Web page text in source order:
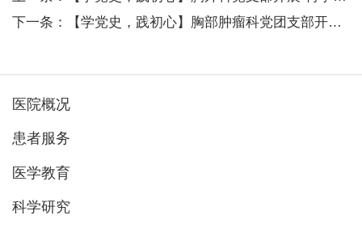
下一条：【学党史，践初心】胸部肿瘤科党团支部开展“知院史、铸信念、守初心”...
医院概况
患者服务
医学教育
科学研究